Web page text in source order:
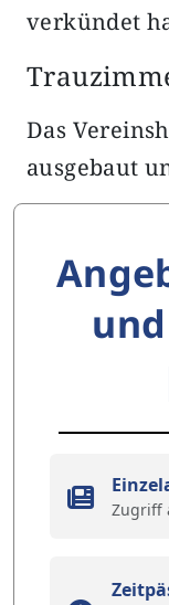
verkündet
Das
ausgebaut
Zugriff